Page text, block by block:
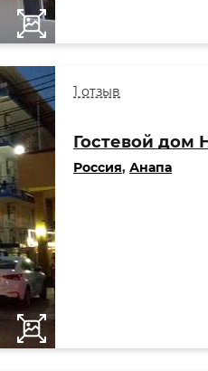
1 отзыв
Гостевой дом
Россия, Анапа